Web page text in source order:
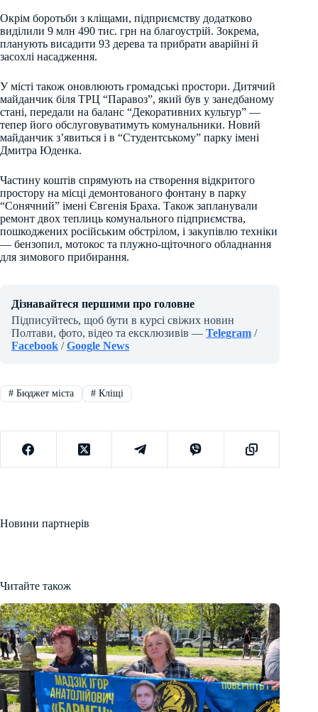
Окрім боротьби з кліщами, підприємству додатково
виділили 9 млн 490 тис. грн на благоустрій. Зокрема,
планують висадити 93 дерева та прибрати аварійні й
засохлі насадження.
У місті також оновлюють громадські простори. Дитячий
майданчик біля ТРЦ “Паравоз”, який був у занедбаному
стані, передали на баланс “Декоративних культур” —
тепер його обслуговуватимуть комунальники. Новий
майданчик з’явиться і в “Студентському” парку імені
Дмитра Юденка.
Частину коштів спрямують на створення відкритого
простору на місці демонтованого фонтану в парку
“Сонячний” імені Євгенія Браха. Також запланували
ремонт двох теплиць комунального підприємства,
пошкоджених російським обстрілом, і закупівлю техніки
— бензопил, мотокос та плужно-щіточного обладнання
для зимового прибирання.
Дізнавайтеся першими про головне
Підписуйтесь, щоб бути в курсі свіжих новин
Полтави, фото, відео та ексклюзивів — Telegram /
Facebook /Google News
#Бюджет міста #Кліщі
Новини партнерів
Читайте також